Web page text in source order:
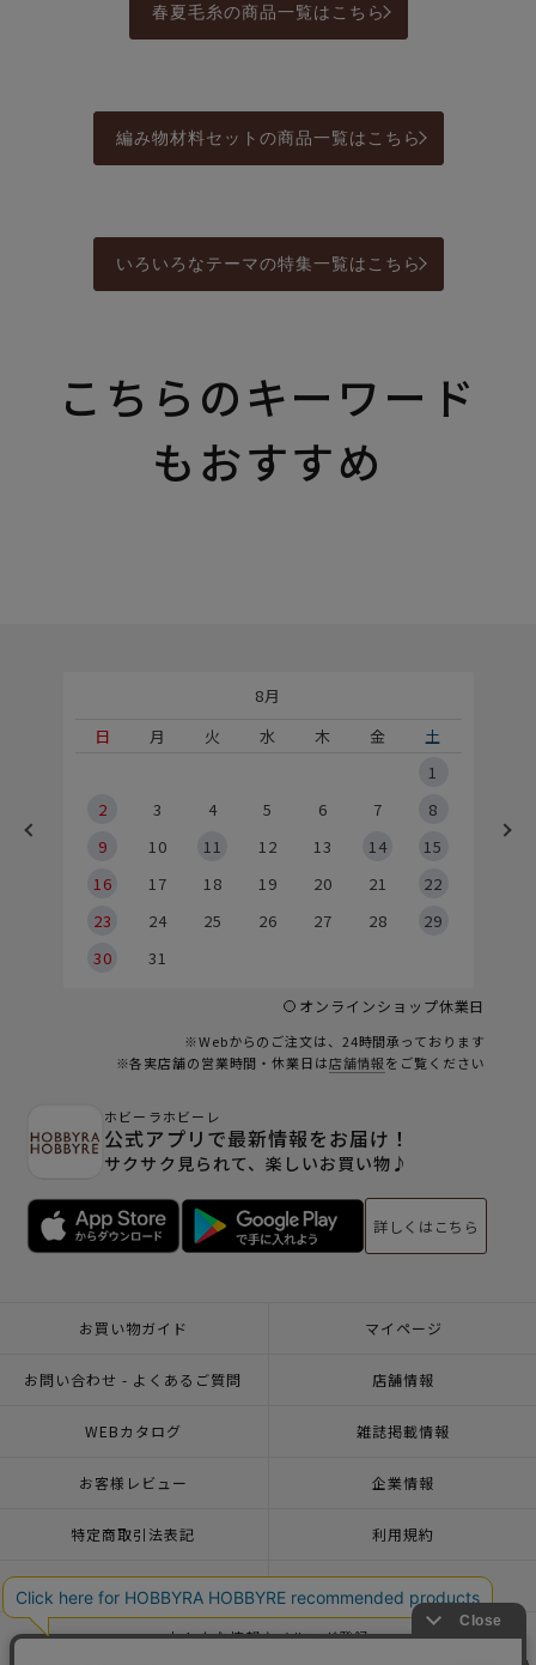
春夏毛糸の商品一覧はこちら
編み物材料セットの商品一覧はこちら
いろいろなテーマの特集一覧はこちら
こちらのキーワード
もおすすめ
8月
日
月 火 水 木 金
土
1
2
3 4 5 6 7
8
9
10 11 12 13 14
15
16
17 18 19 20 21
22
23
24 25 26 27 28
29
30
31
オンラインショップ休業日
※Webからのご注文は、24時間承っております
※各実店舗の営業時間・休業日は店舗情報をご覧ください
ホビーラホビーレ
公式アプリで最新情報をお届け！
サクサク見られて、楽しいお買い物♪
詳しくはこちら
お買い物ガイド マイページ
お問い合わせ - よくあるご質問 店舗情報
WEBカタログ 雑誌掲載情報
お客様レビュー 企業情報
特定商取引法表記 利用規約
個人情報ポリシー 一緒に働こう♪求人情報
おトクな情報♪メルマガ登録